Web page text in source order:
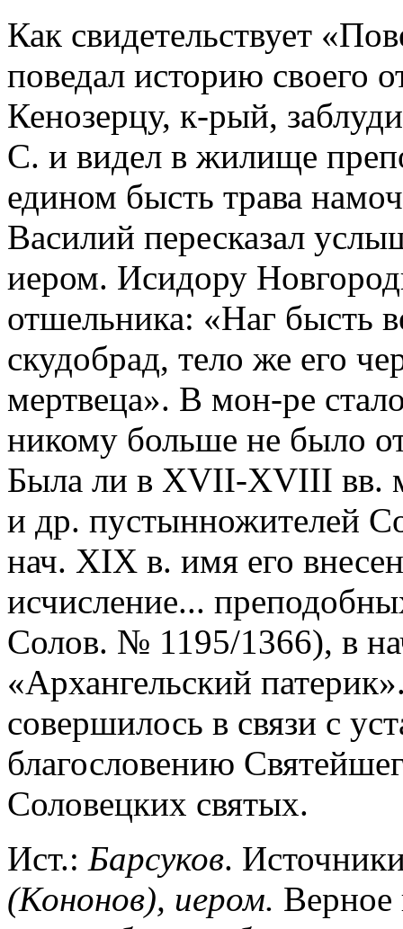
Как свидетельствует
поведал историю своего
Кенозерцу, к-рый,
С. и видел в жилище
едином бысть трава
Василий пересказал
иером. Исидору
отшельника: «Наг бысть
скудобрад, тело же его
мертвеца». В мон-ре
никому больше не было
Была ли в XVII-XVIII вв.
и др. пустынножителей
нач. XIX в. имя его
исчисление...
Солов. № 1195/1366), в
«Архангельский
совершилось в связи с
благословению
Соловецких святых.
Ист.: Барсуков.
(Кононов), иером. Верное